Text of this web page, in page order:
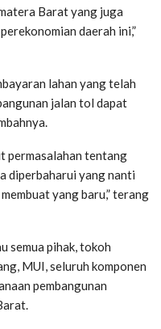
Barat yang juga
daerah ini,”
lahan yang telah
jalan tol dapat
permasalahan tentang
diperbaharui yang nanti
yang baru,” terang
semua pihak, tokoh
MUI, seluruh komponen
pembangunan